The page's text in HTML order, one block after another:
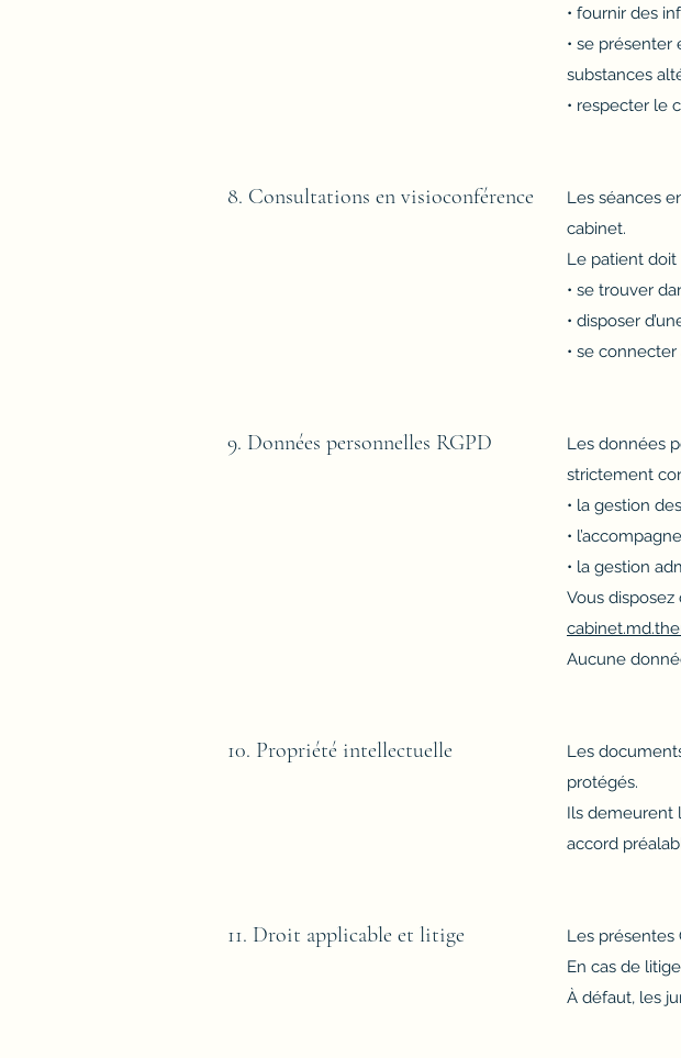
• fournir des
• se
substances
• respecter le
8. Consultations en visioconférence
Les séances
cabinet.
Le patient doit
• se trouver
• disposer
• se
9. Données personnelles RGPD
Les données
strictement
• la gestion
•
• la gestion
Vous disposez
Aucune
10. Propriété intellectuelle
Les
protégés.
Ils demeurent
accord
11. Droit applicable et litige
Les présentes
En cas de
À défaut, les